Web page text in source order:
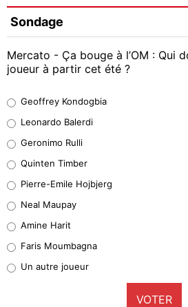
Sondage
Mercato - Ça bouge à l’OM : Qui
joueur à partir cet été ?
38%
32%
5%
1%
9%
Geoffrey Kondogbia
Leonardo Balerdi
Geronimo Rulli
Quinten Timber
Pierre-Emile Hojbjerg
Neal Maupay
Amine Harit
Faris Moumbagna
Un autre joueur
VOTER